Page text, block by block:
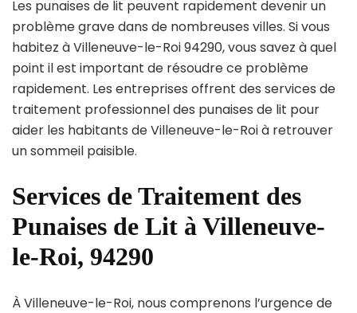
Les punaises de lit peuvent rapidement devenir un
problème grave dans de nombreuses villes. Si vous
habitez à Villeneuve-le-Roi 94290, vous savez à quel
point il est important de résoudre ce problème
rapidement. Les entreprises offrent des services de
traitement professionnel des punaises de lit pour
aider les habitants de Villeneuve-le-Roi à retrouver
un sommeil paisible.
Services de Traitement des
Punaises de Lit à Villeneuve-
le-Roi, 94290
À Villeneuve-le-Roi, nous comprenons l’urgence de